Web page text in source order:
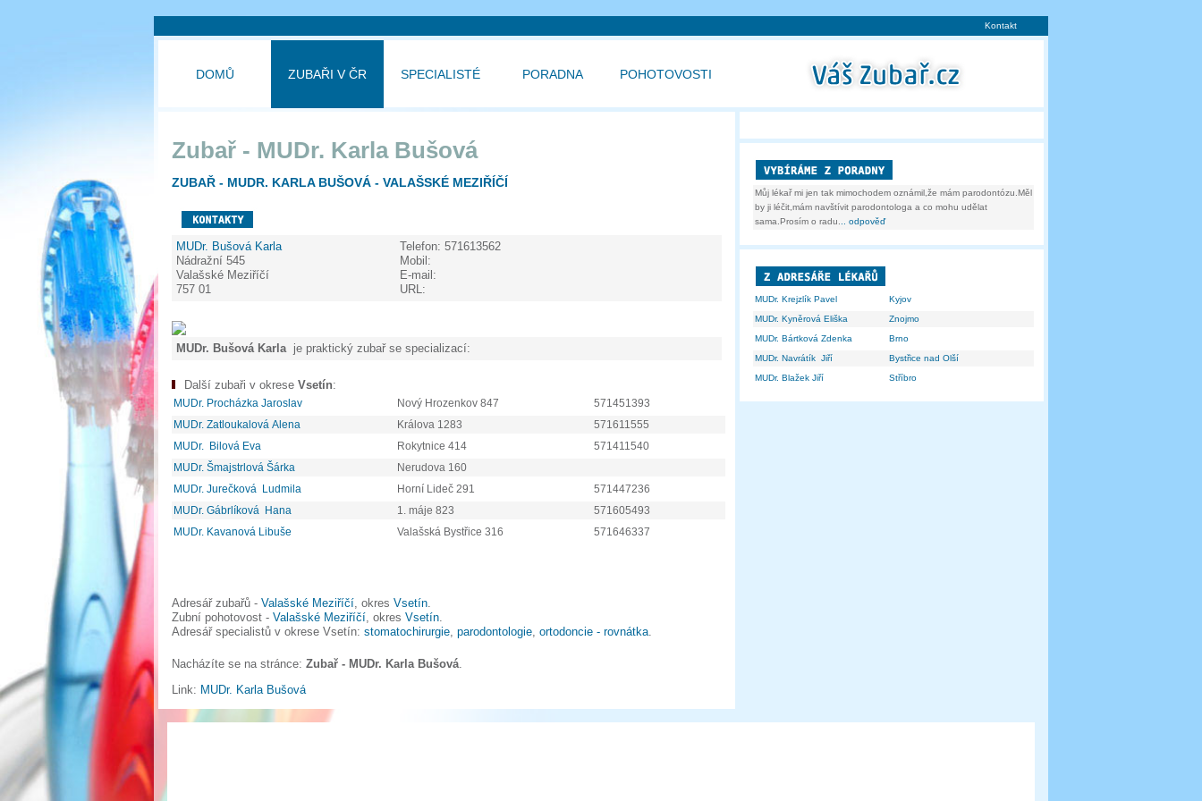
Kontakt
DOMŮ ZUBAŘI V ČR SPECIALISTÉ PORADNA POHOTOVOSTI
Zubař - MUDr. Karla Bušová
ZUBAŘ - MUDR. KARLA BUŠOVÁ - VALAŠSKÉ MEZIŘÍČÍ
MUDr. Bušová Karla
Nádražní 545
Valašské Meziříčí
757 01
Telefon:
Mobil:
E-mail:
URL:
571613562
MUDr. Bušová Karla je praktický zubař se specializací:
Další zubaři v okrese Vsetín:
MUDr. Procházka Jaroslav Nový Hrozenkov 847
571451393
MUDr. Zatloukalová Alena
Králova 1283
571611555
MUDr. Bilová Eva
Rokytnice 414
571411540
MUDr. Šmajstrlová Šárka
Nerudova 160
MUDr. Jurečková Ludmila
Horní Lideč 291
571447236
MUDr. Gábrlíková Hana
1. máje 823
571605493
MUDr. Kavanová Libuše
Valašská Bystřice 316 571646337
Adresář zubařů - Valašské Meziříčí, okres Vsetín.
Zubní pohotovost - Valašské Meziříčí, okres Vsetín.
Adresář specialistů v okrese Vsetín: stomatochirurgie, parodontologie, ortodoncie - rovnátka.
Nacházíte se na stránce: Zubař - MUDr. Karla Bušová.
Link: MUDr. Karla Bušová
Můj lékař mi jen tak mimochodem oznámil,že mám parodontózu.Měl
by ji léčit,mám navštívit parodontologa a co mohu udělat
sama.Prosím o radu.
.. odpověď
MUDr. Krejzlík Pavel
Kyjov
MUDr. Kyněrová Eliška
Znojmo
MUDr. Bártková Zdenka
Brno
MUDr. Navrátík Jiří
Bystřice nad Olší
MUDr. Blažek Jiří
Stříbro